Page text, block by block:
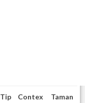
Tip
Contex
Taman